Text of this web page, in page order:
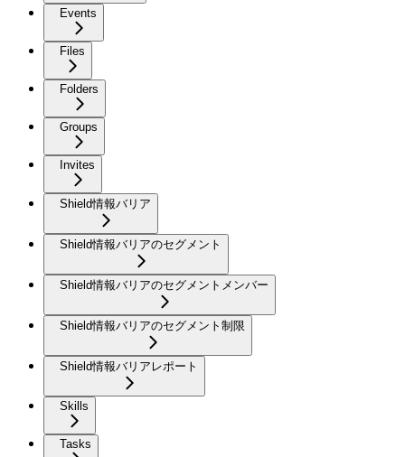
Events
Files
Folders
Groups
Invites
Shield情報バリア
Shield情報バリアのセグメント
Shield情報バリアのセグメントメンバー
Shield情報バリアのセグメント制限
Shield情報バリアレポート
Skills
Tasks